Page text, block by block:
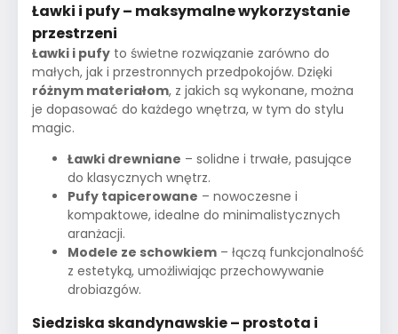
Ławki i pufy – maksymalne wykorzystanie
przestrzeni
Ławki i pufy to świetne rozwiązanie zarówno do
małych, jak i przestronnych przedpokojów. Dzięki
różnym materiałom, z jakich są wykonane, można
je dopasować do każdego wnętrza, w tym do stylu
magic.
Ławki drewniane – solidne i trwałe, pasujące
do klasycznych wnętrz.
Pufy tapicerowane – nowoczesne i
kompaktowe, idealne do minimalistycznych
aranżacji.
Modele ze schowkiem – łączą funkcjonalność
z estetyką, umożliwiając przechowywanie
drobiazgów.
Siedziska skandynawskie – prostota i